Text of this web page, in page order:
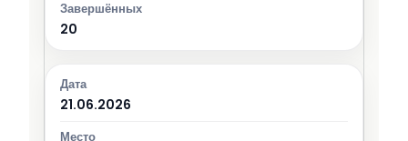
20
21.06.2026